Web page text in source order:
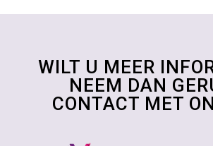
WILT U MEER
NEEM DAN
CONTACT MET